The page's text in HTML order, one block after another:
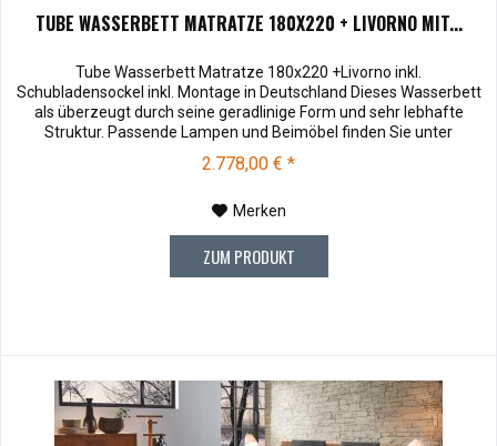
TUBE WASSERBETT MATRATZE 180X220 + LIVORNO MIT...
Tube Wasserbett Matratze 180x220 +Livorno inkl.
Schubladensockel inkl. Montage in Deutschland Dieses Wasserbett
als überzeugt durch seine geradlinige Form und sehr lebhafte
Struktur. Passende Lampen und Beimöbel finden Sie unter
10,00 zu Ihnen versendet werden. Bei Rücksendung werden Ihnen
2.778,00 € *
Merken
ZUM PRODUKT